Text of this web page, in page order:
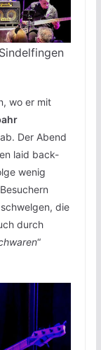
wo er mit
Der Abend
laid back-
wenig
die
durch
“